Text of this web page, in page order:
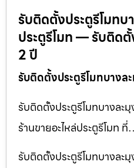
รับติดตั้งประตูรีโมทบ
ประตูรีโมท — รับติดตั้
2 ปี
รับติดตั้งประตูรีโมทบางล
รับติดตั้งประตูรีโมทบางละ
ร้านขายอะไหล่ประตูรีโมท
รับติดตั้งประตูรีโมทบางละ